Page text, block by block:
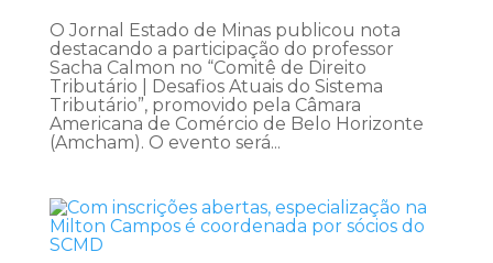
O Jornal Estado de Minas publicou nota
destacando a participação do professor
Sacha Calmon no “Comitê de Direito
Tributário | Desafios Atuais do Sistema
Tributário”, promovido pela Câmara
Americana de Comércio de Belo Horizonte
(Amcham). O evento será...